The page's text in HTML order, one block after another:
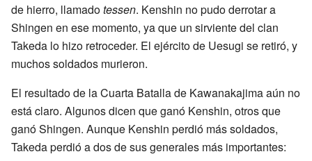
de hierro, llamadotessen. Kenshin no pudo derrotar a
Shingen en ese momento, ya que un sirviente del clan
Takeda lo hizo retroceder. El ejército de Uesugi se retiró, y
muchos soldados murieron.
El resultado de la Cuarta Batalla de Kawanakajima aún no
está claro. Algunos dicen que ganó Kenshin, otros que
ganó Shingen. Aunque Kenshin perdió más soldados,
Takeda perdió a dos de sus generales más importantes: